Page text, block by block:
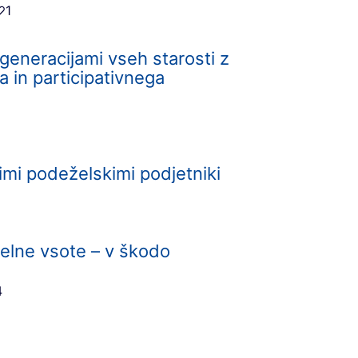
1
vseh starosti z
in participativnega
podeželskimi podjetniki
vsote – v škodo